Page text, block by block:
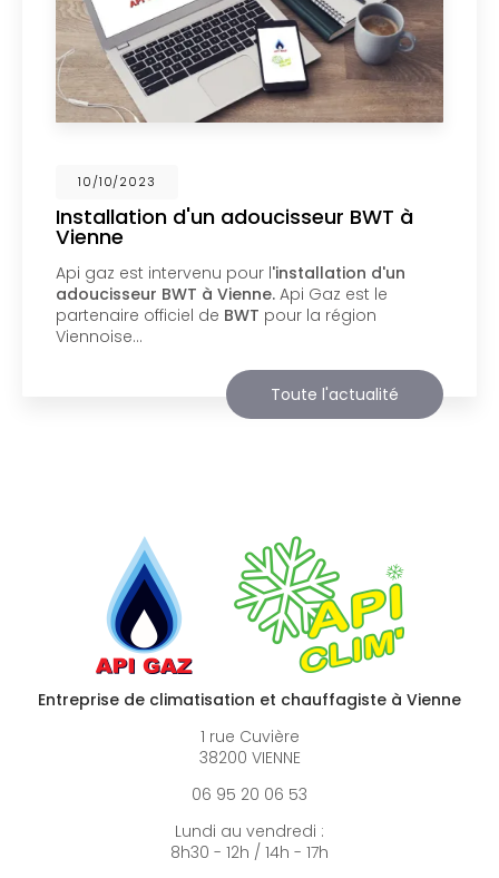
02/10/2023
Nouveau support de communication
web
Api Gaz à Viennevous présente son nouveau
support de communication web réalisé par la
sociétéBIIM COM . Vous souhaitant une
agréable visite, si vous avez besoin…
Toute l'actualité
Entreprise de climatisation et chauffagiste à Vienne
1 rue Cuvière
38200 VIENNE
06 95 20 06 53
Lundi au vendredi :
8h30 - 12h / 14h - 17h